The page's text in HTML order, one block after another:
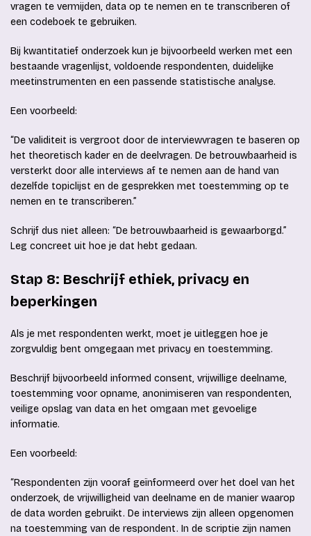
vragen te vermijden, data op te nemen en te transcriberen of
een codeboek te gebruiken.
Bij kwantitatief onderzoek kun je bijvoorbeeld werken met een
bestaande vragenlijst, voldoende respondenten, duidelijke
meetinstrumenten en een passende statistische analyse.
Een voorbeeld:
“De validiteit is vergroot door de interviewvragen te baseren op
het theoretisch kader en de deelvragen. De betrouwbaarheid is
versterkt door alle interviews af te nemen aan de hand van
dezelfde topiclijst en de gesprekken met toestemming op te
nemen en te transcriberen.”
Schrijf dus niet alleen: “De betrouwbaarheid is gewaarborgd.”
Leg concreet uit hoe je dat hebt gedaan.
Stap 8: Beschrijf ethiek, privacy en
beperkingen
Als je met respondenten werkt, moet je uitleggen hoe je
zorgvuldig bent omgegaan met privacy en toestemming.
Beschrijf bijvoorbeeld informed consent, vrijwillige deelname,
toestemming voor opname, anonimiseren van respondenten,
veilige opslag van data en het omgaan met gevoelige
informatie.
Een voorbeeld:
“Respondenten zijn vooraf geïnformeerd over het doel van het
onderzoek, de vrijwilligheid van deelname en de manier waarop
de data worden gebruikt. De interviews zijn alleen opgenomen
na toestemming van de respondent. In de scriptie zijn namen